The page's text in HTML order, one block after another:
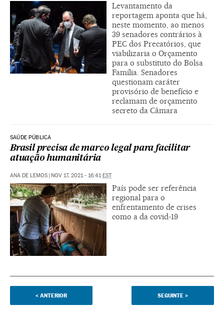
Levantamento da
reportagem aponta que há,
neste momento, ao menos
39 senadores contrários à
PEC dos Precatórios, que
viabilizaria o Orçamento
para o substituto do Bolsa
Família. Senadores
questionam caráter
provisório de benefício e
reclamam de orçamento
secreto da Câmara
SAÚDE PÚBLICA
Brasil precisa de marco legal para facilitar
atuação humanitária
ANA DE LEMOS | NOV 17, 2021 - 16:41EST
País pode ser referência
regional para o
enfrentamento de crises
como a da covid-19
< ANTERIOR SEGUINTE >